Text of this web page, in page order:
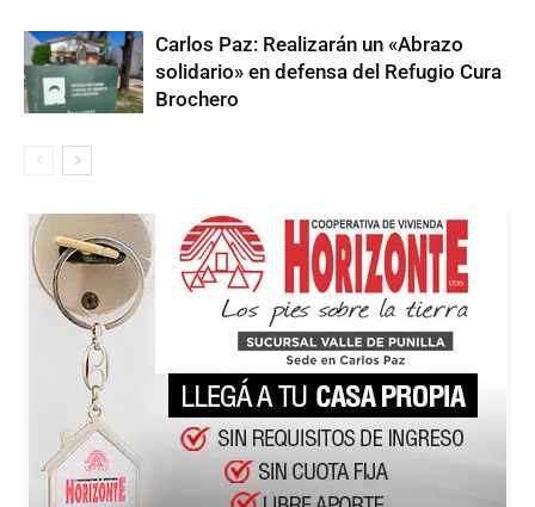
Carlos Paz: Realizarán un «Abrazo
solidario» en defensa del Refugio Cura
Brochero